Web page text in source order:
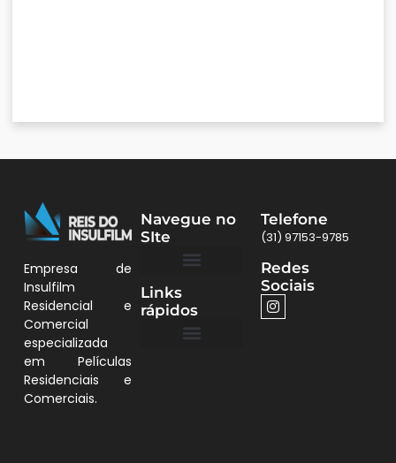
Empresa de
Insulfilm
Residencial e
Comercial
especializada
em Películas
Residenciais e
Comerciais.
Navegue no
SIte
Links
rápidos
Telefone
(31) 97153-9785
Redes
Sociais